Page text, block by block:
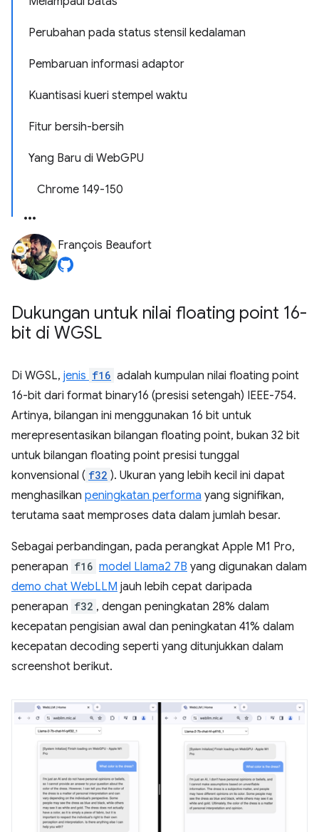
Perubahan pada status stensil kedalaman
Pembaruan informasi adaptor
Kuantisasi kueri stempel waktu
Fitur bersih-bersih
Yang Baru di WebGPU
Chrome 149-150
François Beaufort
Dukungan untuk nilai floating point 16-
bit di WGSL
Di WGSL, jenis f16 adalah kumpulan nilai floating point
16-bit dari format binary16 (presisi setengah) IEEE-754.
Artinya, bilangan ini menggunakan 16 bit untuk
merepresentasikan bilangan floating point, bukan 32 bit
untuk bilangan floating point presisi tunggal
konvensional ( f32 ). Ukuran yang lebih kecil ini dapat
menghasilkan peningkatan performa yang signifikan,
terutama saat memproses data dalam jumlah besar.
Sebagai perbandingan, pada perangkat Apple M1 Pro,
penerapan f16 model Llama2 7B yang digunakan dalam
demo chat WebLLM jauh lebih cepat daripada
penerapan f32 , dengan peningkatan 28% dalam
kecepatan pengisian awal dan peningkatan 41% dalam
kecepatan decoding seperti yang ditunjukkan dalam
screenshot berikut.